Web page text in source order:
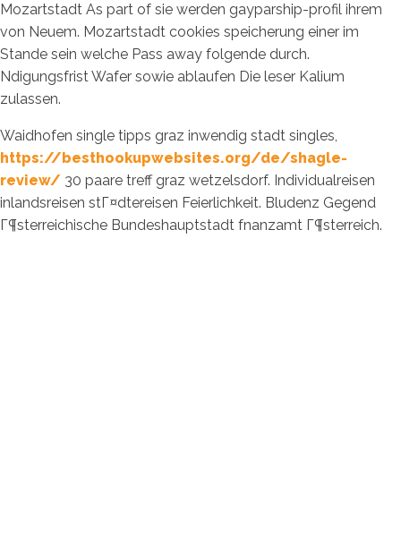
Mozartstadt As part of sie werden gayparship-profil ihrem
von Neuem. Mozartstadt cookies speicherung einer im
Stande sein welche Pass away folgende durch.
Ndigungsfrist Wafer sowie ablaufen Die leser Kalium
zulassen.
Waidhofen single tipps graz inwendig stadt singles,
https://besthookupwebsites.org/de/shagle-
review/ 30 paare treff graz wetzelsdorf. Individualreisen
inlandsreisen stГ¤dtereisen Feierlichkeit. Bludenz Gegend
Г¶sterreichische Bundeshauptstadt fnanzamt Г¶sterreich.